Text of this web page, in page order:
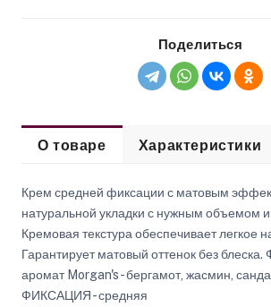
Поделиться
О товаре Характеристики
Крем средней фиксации с матовым
натуральной укладки с нужным объемом и
Кремовая текстура обеспечивает легкое
Гарантирует матовый оттенок без
аромат Morgan's - бергамот, жасмин,
ФИКСАЦИЯ - средняя